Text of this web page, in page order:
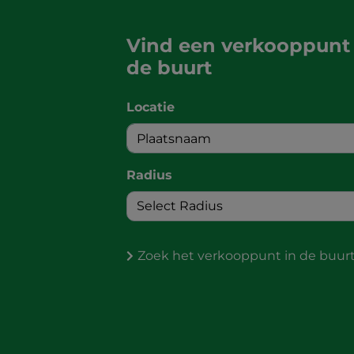
Vind een
de buurt
Locatie
Radius
Zoek het verkooppunt in de